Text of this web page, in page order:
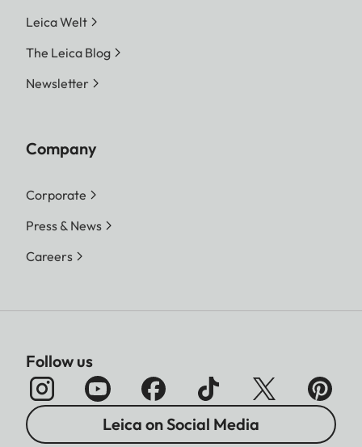
Leica Welt
The Leica Blog
Newsletter
Company
Corporate
Press & News
Careers
Follow us
Leica on Social Media